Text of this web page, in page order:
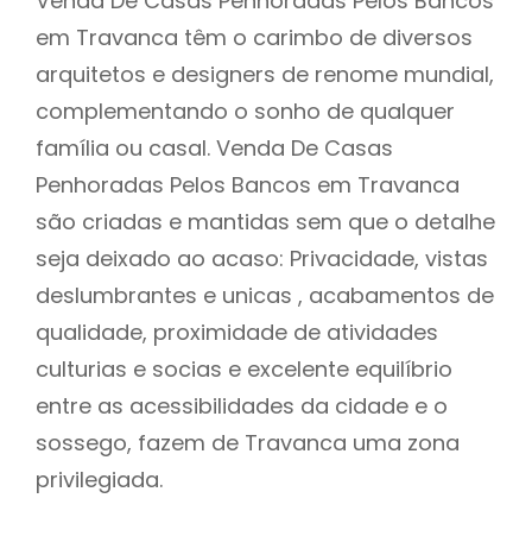
em Travanca têm o carimbo de diversos
arquitetos e designers de renome mundial,
complementando o sonho de qualquer
família ou casal. Venda De Casas
Penhoradas Pelos Bancos em Travanca
são criadas e mantidas sem que o detalhe
seja deixado ao acaso: Privacidade, vistas
deslumbrantes e unicas , acabamentos de
qualidade, proximidade de atividades
culturias e socias e excelente equilíbrio
entre as acessibilidades da cidade e o
sossego, fazem de Travanca uma zona
privilegiada.